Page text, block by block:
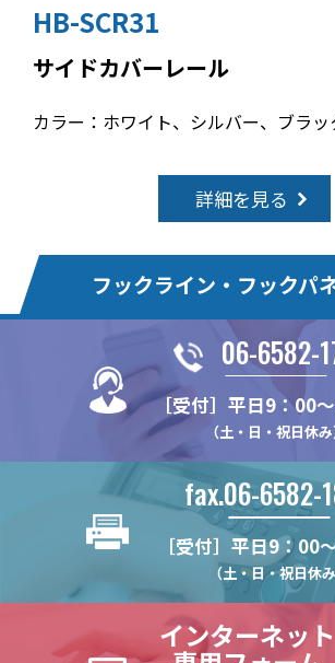
HB-SCR31
サイドカバーレール
カラー：ホワイト、シルバー、ブラッ
詳細を見る
フックライン・フックパ
フックライン
HL375FS
HL22KN
フック
HLE20S
HLE22KSE
HLE22-4S
HLE22S
HLE22SR
HLオプションパーツ
HL-MBSK-N
HL-WHG30
FU-PCR
フック
HP75P
HP100P
HP375P
フックパネル・Bタイプ フック
HP100S
HP60S
HP75S
フックパネル・Fタイプ
HP-PUF
フック
WPN
WPN-
HPオプションパーツ
HP-HK4
ハイブ
HB2-T
HB2-B
06-6582-
［受付］平日9：00
（土・日・祝日休み
fax.06-6582-
［受付］平日9：00
（土・日・祝日休み
インターネット